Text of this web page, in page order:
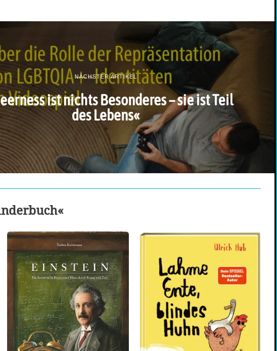
NÄCHSTER ARTIKEL
ist nichts Besonderes – sie ist Teil
des Lebens«